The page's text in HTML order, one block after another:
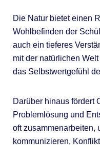
Die Natur bietet einen
Wohlbefinden der
auch ein tieferes
mit der natürlichen
das Selbstwertgefühl
Darüber hinaus fördert
Problemlösung und
oft zusammenarbeiten,
kommunizieren,